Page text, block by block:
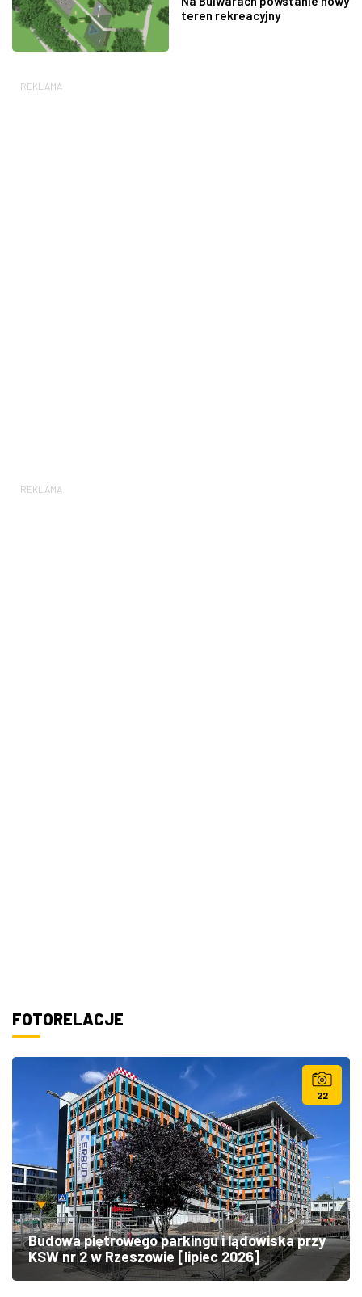
teren rekreacyjny
REKLAMA
REKLAMA
FOTORELACJE
22
Budowa piętrowego parkingu i lądowiska przy
KSW nr 2 w Rzeszowie [lipiec 2026]